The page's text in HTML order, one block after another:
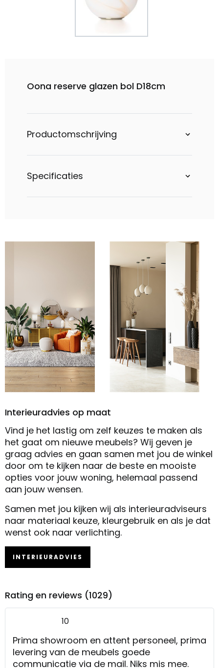
Oona reserve glazen bol D18cm
Productomschrijving
Specificaties
Interieuradvies op maat
Vind je het lastig om zelf keuzes te maken als
het gaat om nieuwe meubels? Wij geven je
graag advies en gaan samen met jou de winkel
door om te kijken naar de beste en mooiste
opties voor jouw woning, helemaal passend
aan jouw wensen.
Samen met jou kijken wij als interieuradviseurs
naar materiaal keuze, kleurgebruik en als je dat
wenst ook naar verlichting.
INTERIEURADVIES
Rating en reviews (1029)
10
Prima showroom en attent personeel, prima
levering van de meubels goede
communicatie via de mail. Niks mis mee.